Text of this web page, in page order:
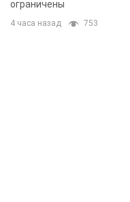
ограничены
4 часа назад 753